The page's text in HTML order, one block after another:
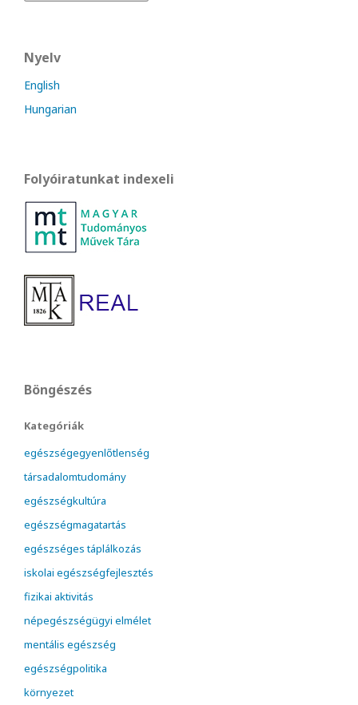
Nyelv
English
Hungarian
Folyóiratunkat indexeli
Böngészés
Kategóriák
egészségegyenlőtlenség
társadalomtudomány
egészségkultúra
egészségmagatartás
egészséges táplálkozás
iskolai egészségfejlesztés
fizikai aktivitás
népegészségügyi elmélet
mentális egészség
egészségpolitika
környezet